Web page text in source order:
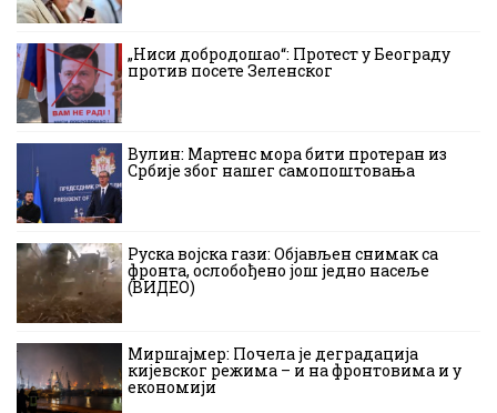
„Ниси добродошао“: Протест у Београду
против посете Зеленског
Вулин: Мартенс мора бити протеран из
Србије због нашег самопоштовања
Руска војска гази: Објављен снимак са
фронта, ослобођено још једно насеље
(ВИДЕО)
Миршајмер: Почела је деградација
кијевског режима – и на фронтовима и у
економији